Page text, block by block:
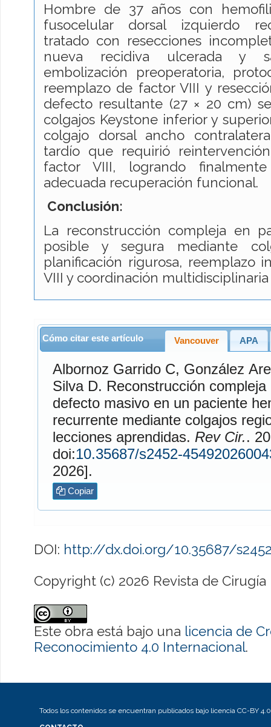
Hombre de 37 años con
fusocelular dorsal izquierdo
tratado con resecciones
nueva recidiva ulcerada y
embolización preoperatoria,
reemplazo de factor VIII y
defecto resultante (27 × 20 cm)
colgajos Keystone inferior y
colgajo dorsal ancho
tardío que requirió
factor VIII, logrando
adecuada recuperación funcional.
Conclusión:
La reconstrucción compleja en
posible y segura mediante
planificación rigurosa, reemplazo
VIII y coordinación
Cómo citar este artículo Vancouver APA
Albornoz GarridoC, González
SilvaD. Reconstrucción compleja de pared torácica por
defecto masivo en un paciente
recurrente mediante colgajos
lecciones aprendidas. Rev Cir..
doi:10.35687/s2452-
2026].
Copiar
DOI: http://dx.doi.org/10.35687/
Copyright (c) 2026 Revista de Cirugía
Este obra está bajo una licencia de
Reconocimiento 4.0 Internacional.
Todos los contenidos se encuentran publicados bajo licencia CC-BY 4.0